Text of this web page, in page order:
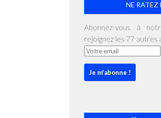
NE RATEZ
Abonnez-vous à
rejoignez les 77 autres